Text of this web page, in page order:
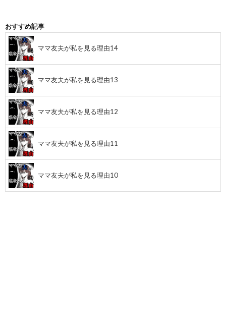
おすすめ記事
ママ友夫が私を見る理由14
ママ友夫が私を見る理由13
ママ友夫が私を見る理由12
ママ友夫が私を見る理由11
ママ友夫が私を見る理由10